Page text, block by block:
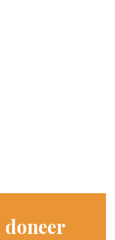
doneer